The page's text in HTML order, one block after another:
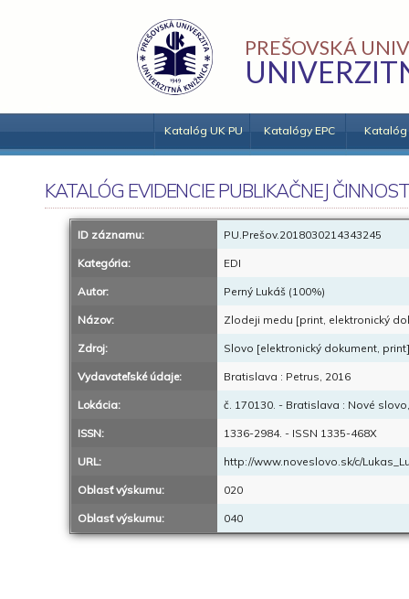
PREŠOVSKÁ
Katalóg UK PU Katalógy EPC Katalóg
KATALÓG EVIDENCIE PUBLIKAČNEJ
ID záznamu: PU.Prešov.2018030214343245
Kategória: EDI
Autor: Perný Lukáš (100%)
Názov: Zlodeji medu [print, elektronický
Zdroj: Slovo [elektronický dokument,
Vydavateľské údaje: Bratislava : Petrus, 2016
Lokácia: č. 170130. - Bratislava : Nové
ISSN: 1336-2984. - ISSN 1335-468X
URL: http://www.noveslovo.sk/c/
Oblasť výskumu: 020
Oblasť výskumu: 040